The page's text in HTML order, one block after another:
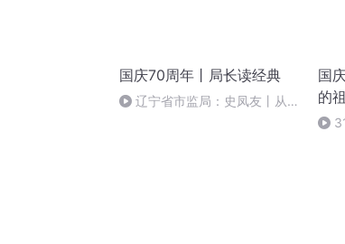
国庆70周年丨局长读经典
辽宁省市监局：史凤友丨从严
国
的